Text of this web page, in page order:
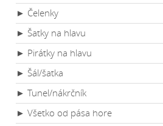
► Čelenky
► Šatky na hlavu
► Pirátky na hlavu
► Šál/šatka
► Tunel/nákrčník
► Všetko od pása hore